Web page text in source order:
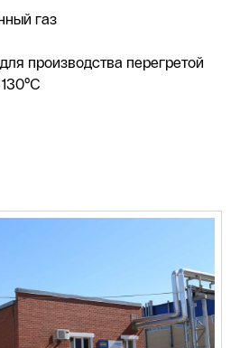
газ
производства перегретой